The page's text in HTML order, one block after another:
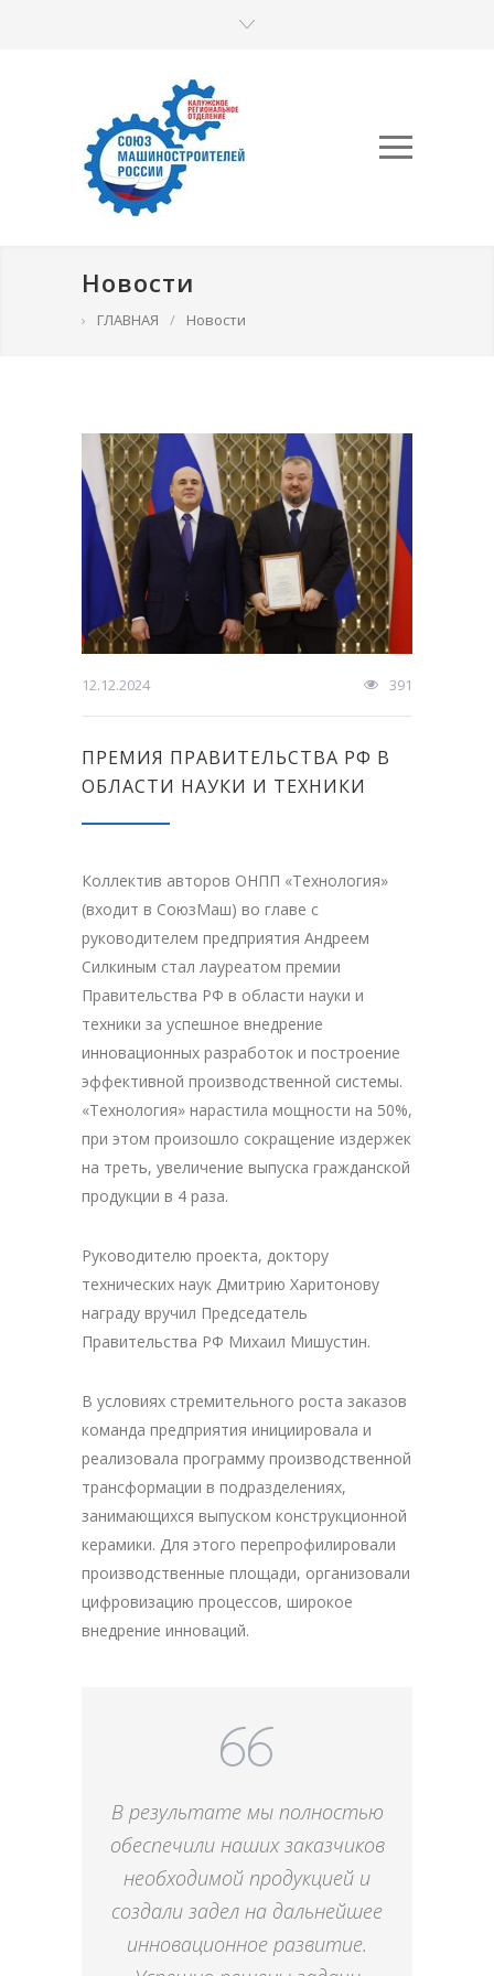
Новости
› ГЛАВНАЯ / Новости
12.12.2024 391
ПРЕМИЯ ПРАВИТЕЛЬСТВА РФ В
ОБЛАСТИ НАУКИ И ТЕХНИКИ
Коллектив авторов ОНПП «Технология»
(входит в СоюзМаш) во главе с
руководителем предприятия Андреем
Силкиным стал лауреатом премии
Правительства РФ в области науки и
техники за успешное внедрение
инновационных разработок и построение
эффективной производственной системы.
«Технология» нарастила мощности на 50%,
при этом произошло сокращение издержек
на треть, увеличение выпуска гражданской
продукции в 4 раза.
Руководителю проекта, доктору
технических наук Дмитрию Харитонову
награду вручил Председатель
Правительства РФ Михаил Мишустин.
В условиях стремительного роста заказов
команда предприятия инициировала и
реализовала программу производственной
трансформации в подразделениях,
занимающихся выпуском конструкционной
керамики. Для этого перепрофилировали
производственные площади, организовали
цифровизацию процессов, широкое
внедрение инноваций.
В результате мы полностью
обеспечили наших заказчиков
необходимой продукцией и
создали задел на дальнейшее
инновационное развитие.